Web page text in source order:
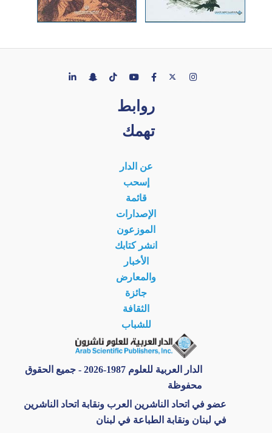
روابط
تهمك
عن الدار
إسحب
قائمة
الإصدارات
الموزعون
انشر كتابك
الأخبار
والمعارض
جائزة
الثقافة
للشباب
الدار العربية للعلوم 1987-2026 - جميع الحقوق
محفوظة
عضو في اتحاد الناشرين العرب ونقابة اتحاد الناشرين
في لبنان ونقابة الطباعة في لبنان